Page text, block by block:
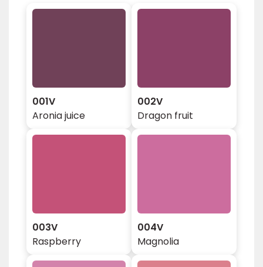
001V
Aronia juice
002V
Dragon fruit
003V
Raspberry
004V
Magnolia